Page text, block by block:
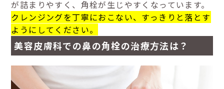
が詰まりやすく、角栓が生じやすくなっています。
クレンジングを丁寧におこない、すっきりと落とす
ようにしてください。
美容皮膚科での鼻の角栓の治療方法は？